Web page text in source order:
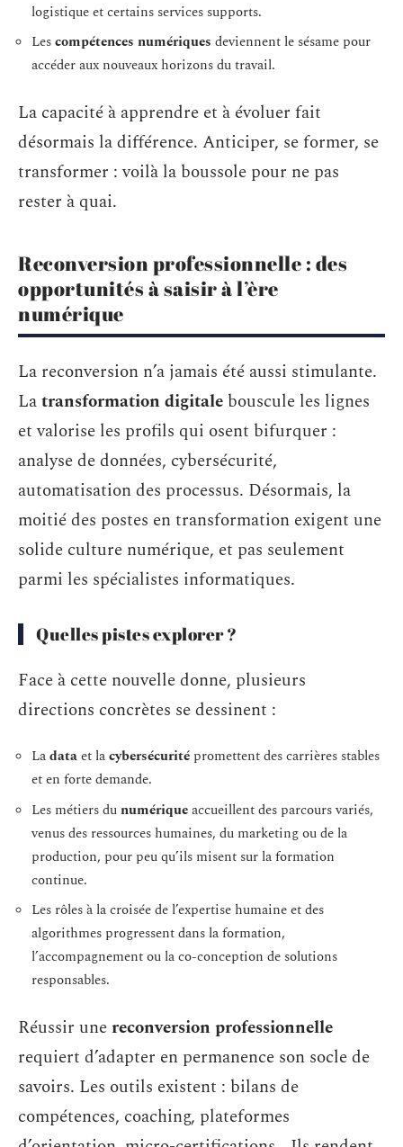
logistique et certains services supports.
Lescompétences numériques deviennent le sésame pour
accéder aux nouveaux horizons du travail.
La capacité à apprendre et à évoluer fait
désormais la différence. Anticiper, se former, se
transformer : voilà la boussole pour ne pas
rester à quai.
Reconversion professionnelle : des
opportunités à saisir à l’ère
numérique
La reconversion n’a jamais été aussi stimulante.
Latransformation digitale bouscule les lignes
et valorise les profils qui osent bifurquer :
analyse de données, cybersécurité,
automatisation des processus. Désormais, la
moitié des postes en transformation exigent une
solide culture numérique, et pas seulement
parmi les spécialistes informatiques.
Quelles pistes explorer ?
Face à cette nouvelle donne, plusieurs
directions concrètes se dessinent :
Ladataet lacybersécurité promettent des carrières stables
et en forte demande.
Les métiers dunumériqueaccueillent des parcours variés,
venus des ressources humaines, du marketing ou de la
production, pour peu qu’ils misent sur la formation
continue.
Les rôles à la croisée de l’expertise humaine et des
algorithmes progressent dans la formation,
l’accompagnement ou la co-conception de solutions
responsables.
Réussir unereconversion professionnelle
requiert d’adapter en permanence son socle de
savoirs. Les outils existent : bilans de
compétences, coaching, plateformes